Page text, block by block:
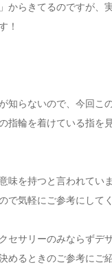
からきてるのですが、
！
知らないので、今回こ
指輪を着けている指を
味を持つと言われてい
で気軽にご参考にして
セサリーのみならずデ
めるときのご参考にご